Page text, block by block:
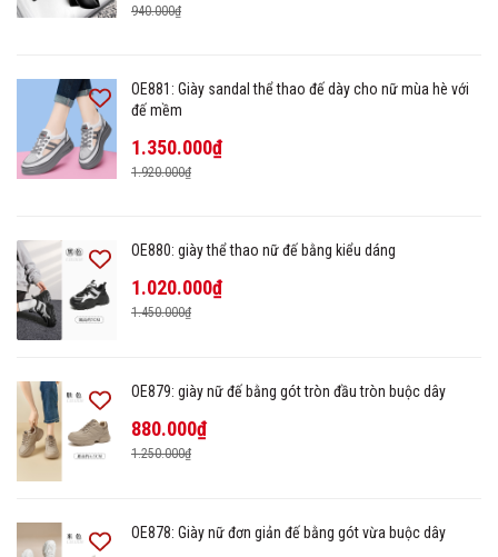
940.000₫
OE881: Giày sandal thể thao đế dày cho nữ mùa hè với
đế mềm
1.350.000₫
1.920.000₫
OE880: giày thể thao nữ đế bằng kiểu dáng
1.020.000₫
1.450.000₫
OE879: giày nữ đế bằng gót tròn đầu tròn buộc dây
880.000₫
1.250.000₫
OE878: Giày nữ đơn giản đế bằng gót vừa buộc dây